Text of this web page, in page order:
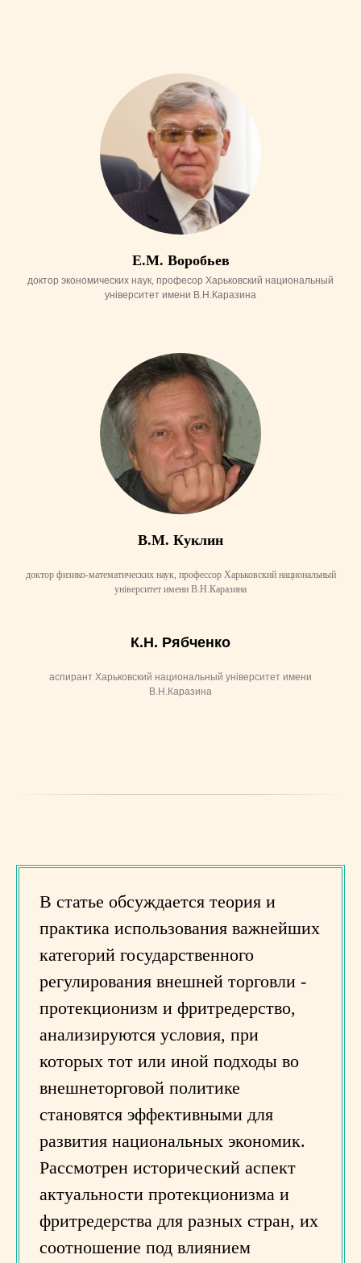
Е.М. Воробьев
доктор экономических наук, професор Харьковский национальный
університет имени В.Н.Каразина
В.М. Куклин
доктор физико-математических наук, профессор Харьковский национальный
університет имени В.Н.Каразина
К.Н. Рябченко
аспирант Харьковский национальный університет имени
В.Н.Каразина
В статье обсуждается теория и
практика использования важнейших
категорий государственного
регулирования внешней торговли -
протекционизм и фритредерство,
анализируются условия, при
которых тот или иной подходы во
внешнеторговой политике
становятся эффективными для
развития национальных экономик.
Рассмотрен исторический аспект
актуальности протекционизма и
фритредерства для разных стран, их
соотношение под влиянием